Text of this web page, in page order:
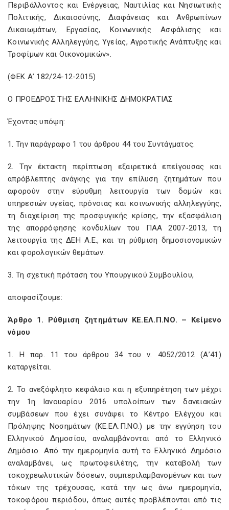
Περιβάλλοντος και Ενέργειας, Ναυτιλίας και Νησιωτικής
Πολιτικής, Δικαιοσύνης, Διαφάνειας και Ανθρωπίνων
Δικαιωμάτων, Εργασίας, Κοινωνικής Ασφάλισης και
Κοινωνικής Αλληλεγγύης, Υγείας, Αγροτικής Ανάπτυξης και
Τροφίμων και Οικονομικών».
(ΦΕΚ Α’ 182/24-12-2015)
Ο ΠΡΟΕΔΡΟΣ ΤΗΣ ΕΛΛΗΝΙΚΗΣ ΔΗΜΟΚΡΑΤΙΑΣ
Έχοντας υπόψη:
1. Την παράγραφο 1 του άρθρου 44 του Συντάγματος.
2. Την έκτακτη περίπτωση εξαιρετικά επείγουσας και
απρόβλεπτης ανάγκης για την επίλυση ζητημάτων που
αφορούν στην εύρυθμη λειτουργία των δομών και
υπηρεσιών υγείας, πρόνοιας και κοινωνικής αλληλεγγύης,
τη διαχείριση της προσφυγικής κρίσης, την εξασφάλιση
της απορρόφησης κονδυλίων του ΠΑΑ 2007-2013, τη
λειτουργία της ΔΕΗ Α.Ε., και τη ρύθμιση δημοσιονομικών
και φορολογικών θεμάτων.
3. Τη σχετική πρόταση του Υπουργικού Συμβουλίου,
αποφασίζουμε:
Άρθρο 1. Ρύθμιση ζητημάτων ΚΕ.ΕΛ.Π.ΝΟ. – Κείμενο
νόμου
1. Η παρ. 11 του άρθρου 34 του ν. 4052/2012 (Α’41)
καταργείται.
2. Το ανεξόφλητο κεφάλαιο και η εξυπηρέτηση των μέχρι
την 1η Ιανουαρίου 2016 υπολοίπων των δανειακών
συμβάσεων που έχει συνάψει το Κέντρο Ελέγχου και
Πρόληψης Νοσημάτων (ΚΕ.ΕΛ.Π.ΝΟ.) με την εγγύηση του
Ελληνικού Δημοσίου, αναλαμβάνονται από το Ελληνικό
Δημόσιο. Από την ημερομηνία αυτή το Ελληνικό Δημόσιο
αναλαμβάνει, ως πρωτοφειλέτης, την καταβολή των
τοκοχρεωλυτικών δόσεων, συμπεριλαμβανομένων και των
τόκων της τρέχουσας, κατά την ως άνω ημερομηνία,
τοκοφόρου περιόδου, όπως αυτές προβλέπονται από τις